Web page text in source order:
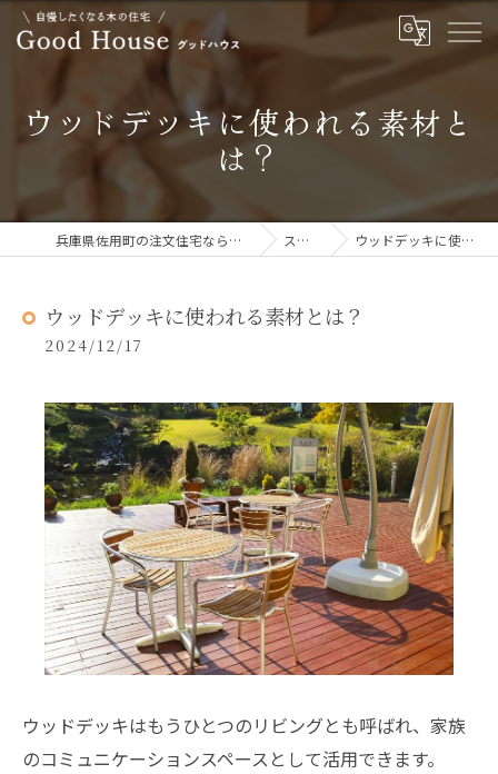
ウッドデッキに使われる素材と
は？
兵庫県佐用町の注文住宅ならGOOD HOUSE グッドハウス ストーリー ウッドデッキに使われる素材とは？
ウッドデッキに使われる素材とは？
2024/12/17
ウッドデッキはもうひとつのリビングとも呼ばれ、家族
のコミュニケーションスペースとして活用できます。